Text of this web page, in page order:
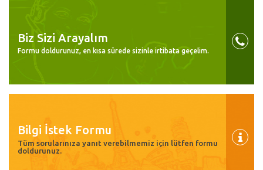
Biz Sizi Arayalım
Formu doldurunuz, en kısa sürede sizinle irtibata geçelim.
Bilgi İstek Formu
Tüm sorularınıza yanıt verebilmemiz için lütfen formu
doldurunuz.